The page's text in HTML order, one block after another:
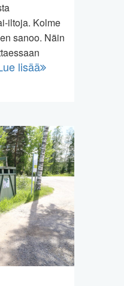
iltoja. Kolme
sanoo. Näin
lisää